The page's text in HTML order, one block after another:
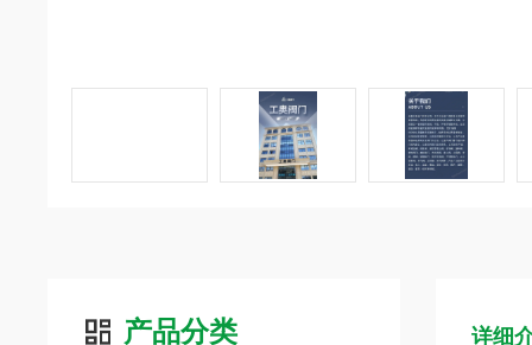
产品分类 详细